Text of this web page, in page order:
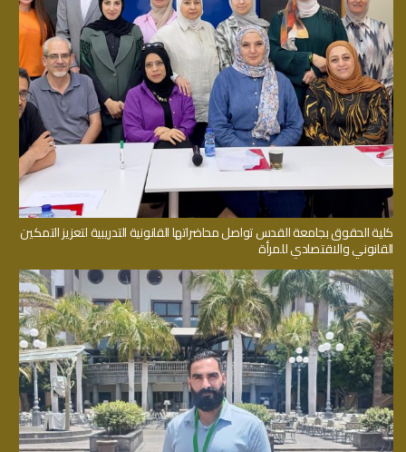
كلية الحقوق بجامعة القدس تواصل محاضراتها القانونية التدريبية لتعزيز التمكين
القانوني والاقتصادي للمرأة